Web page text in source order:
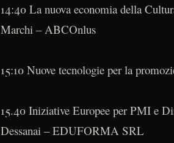
14:40 La nuova economia della
Marchi – ABCOnlus
15:10 Nuove tecnologie per la
15.40 Iniziative Europee per PMI e
Dessanai – EDUFORMA SRL